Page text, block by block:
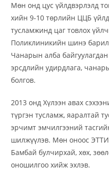
Мөн онд цус үйлдвэрлэлд
хийн 9-10 төрлийн ЦЦБ
тусламжинд цаг товлох
Поликлиникийн шинэ
Чанарын алба
эрсдлийн удирдлага,
болгов.
2013 онд Хүлээн авах
түргэн тусламж, яаралтай
эрчимт эмчилгээний
шилжүүлэв. Мөн оноос
Бамбай булчирхай, хөх,
оношилгоо хийж эхлэв.